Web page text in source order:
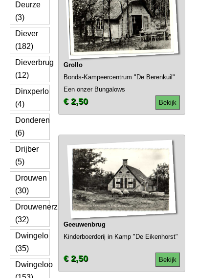
Deurze
(3)
Diever
(182)
Dieverbrug
(12)
Dinxperlo
(4)
Donderen
(6)
Drijber
(5)
Drouwen
(30)
Drouwenerzand
(32)
Dwingelo
(35)
Dwingeloo
Grollo
Bonds-Kampeercentrum "De Berenkuil"
Een onzer Bungalows
Bekijk
€ 2,50
Geeuwenbrug
Kinderboerderij in Kamp "De Eikenhorst"
Bekijk
€ 2,50